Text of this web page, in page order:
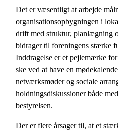
Det er væsentligt at arbejde
organisationsopbygningen i
drift med struktur, planlægning
bidrager til foreningens stærke
Inddragelse er et pejlemærke
ske ved at have en
netværksmøder og sociale
holdningsdiskussioner både
bestyrelsen.
Der er flere årsager til, at et